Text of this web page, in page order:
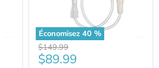
Économisez 40 %
Prix
$149.99
Prix
$89.99